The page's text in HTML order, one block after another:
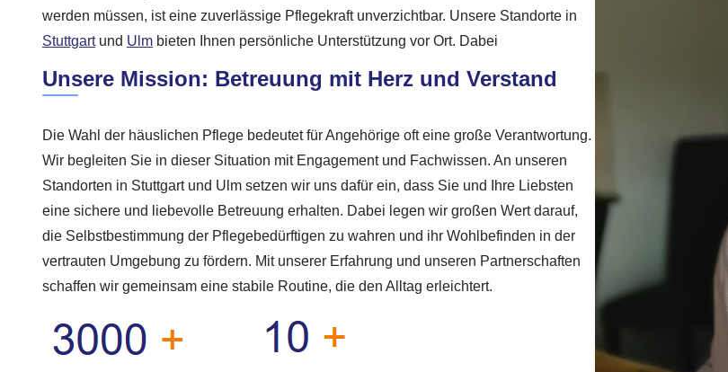
werden müssen, ist eine zuverlässige Pflegekraft unverzichtbar. Unsere Standorte in
Stuttgartund Ulm bieten Ihnen persönliche Unterstützung vor Ort. Dabei
Unsere Mission: Betreuung mit Herz und Verstand
Die Wahl der häuslichen Pflege bedeutet für Angehörige oft eine große Verantwortung.
Wir begleiten Sie in dieser Situation mit Engagement und Fachwissen. An unseren
Standorten in Stuttgart und Ulm setzen wir uns dafür ein, dass Sie und Ihre Liebsten
eine sichere und liebevolle Betreuung erhalten. Dabei legen wir großen Wert darauf,
die Selbstbestimmung der Pflegebedürftigen zu wahren und ihr Wohlbefinden in der
vertrauten Umgebung zu fördern. Mit unserer Erfahrung und unseren Partnerschaften
schaffen wir gemeinsam eine stabile Routine, die den Alltag erleichtert.